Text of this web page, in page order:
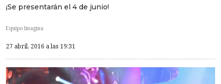
¡Se presentarán el 4 de junio!
Equipo Imagina
27 abril, 2016 a las 19:31